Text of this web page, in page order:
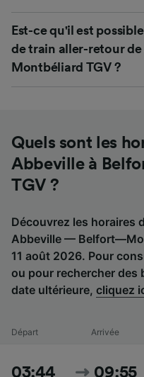
Est-ce qu'il est
de train aller-retour
Montbéliard TGV ?
Quels sont les
Abbeville à
TGV ?
Découvrez les horaires
Abbeville —
11 août 2026. Pour
ou pour rechercher des
date ultérieure, cliquez
Départ Arrivée
03:44 09:55